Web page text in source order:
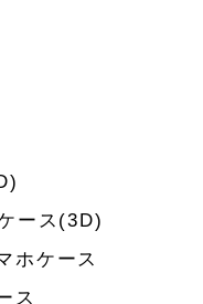
ース(3D)
ホケース
ス